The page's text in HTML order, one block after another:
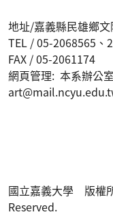
地址/嘉義縣民雄鄉
TEL / 05-2068565、
FAX / 05-2061174
網頁管理: 本系辦公
國立嘉義大學 版權
Reserved.